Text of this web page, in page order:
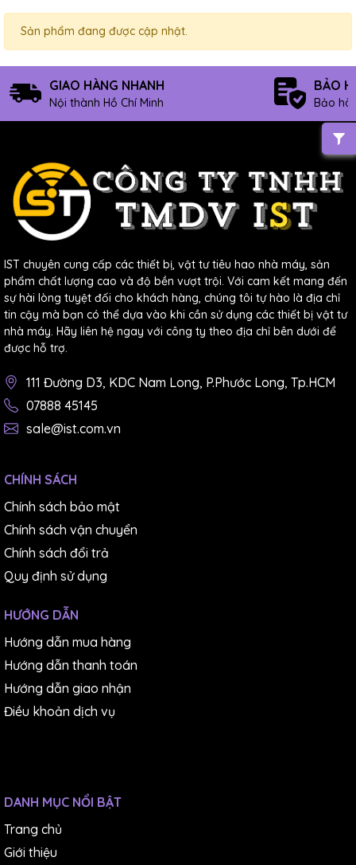
Sản phẩm đang được cập nhật.
GIAO HÀNG NHANH
Nội thành Hồ Chí Minh
BẢO
Bảo
IST chuyên cung cấp các thiết bị, vật tư tiêu hao nhà máy, sản
phẩm chất lượng cao và độ bền vượt trội. Với cam kết mang đến
sự hài lòng tuyệt đối cho khách hàng, chúng tôi tự hào là địa chỉ
tin cậy mà bạn có thể dựa vào khi cần sử dụng các thiết bị vật tư
nhà máy. Hãy liên hệ ngay với công ty theo địa chỉ bên dưới để
được hỗ trợ.
111 Đường D3, KDC Nam Long, P.Phước Long, Tp.HCM
07888 45145
sale@ist.com.vn
CHÍNH SÁCH
Chính sách bảo mật
Chính sách vận chuyển
Chính sách đổi trả
Quy định sử dụng
HƯỚNG DẪN
Hướng dẫn mua hàng
Hướng dẫn thanh toán
Hướng dẫn giao nhận
Điều khoản dịch vụ
DANH MỤC NỔI BẬT
Trang chủ
Giới thiệu